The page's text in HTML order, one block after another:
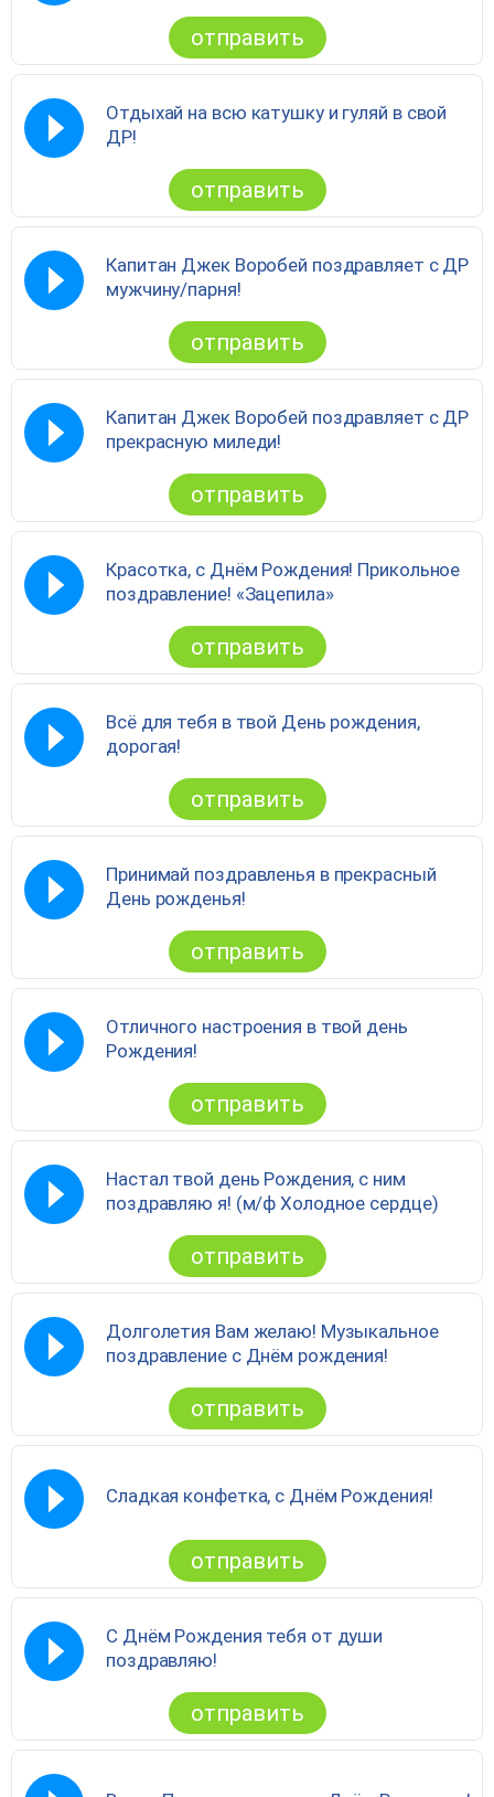
отправить
Отдыхай на всю катушку и гуляй в свой
ДР!
отправить
Капитан Джек Воробей поздравляет с ДР
мужчину/парня!
отправить
Капитан Джек Воробей поздравляет с ДР
прекрасную миледи!
отправить
Красотка, с Днём Рождения! Прикольное
поздравление! «Зацепила»
отправить
Всё для тебя в твой День рождения,
дорогая!
отправить
Принимай поздравленья в прекрасный
День рожденья!
отправить
Отличного настроения в твой день
Рождения!
отправить
Настал твой день Рождения, с ним
поздравляю я! (м/ф Холодное сердце)
отправить
Долголетия Вам желаю! Музыкальное
поздравление с Днём рождения!
отправить
Сладкая конфетка, с Днём Рождения!
отправить
С Днём Рождения тебя от души
поздравляю!
отправить